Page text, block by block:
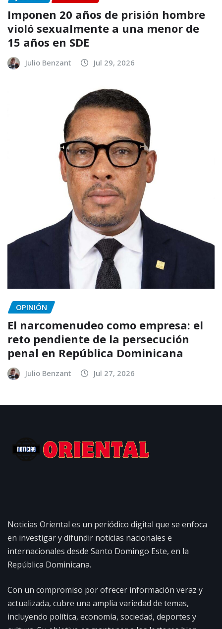
Imponen 20 años de prisión hombre
violó sexualmente a una menor de
15 años en SDE
Julio Benzant Jul 29, 2026
OPINIÓN
El narcomenudeo como empresa: el
reto pendiente de la persecución
penal en República Dominicana
Julio Benzant Jul 27, 2026
Noticias Oriental es un periódico digital que se enfoca
en investigar y difundir noticias nacionales e
internacionales desde Santo Domingo Este, en la
República Dominicana.
Con un compromiso por ofrecer información veraz y
actualizada, cubre una amplia variedad de temas,
incluyendo política, economía, sociedad, deportes y